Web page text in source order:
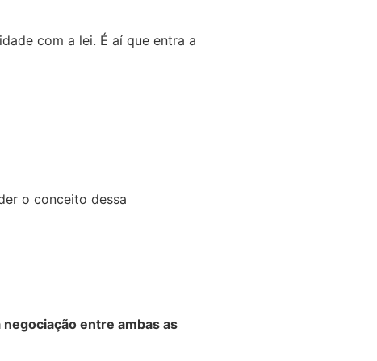
com a lei. É aí que entra a
o conceito dessa
entre ambas as